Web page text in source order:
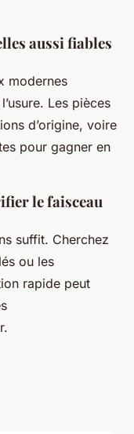
aussi fiables
modernes
Les pièces
d’origine, voire
pour gagner en
le faisceau
suffit. Cherchez
ou les
rapide peut